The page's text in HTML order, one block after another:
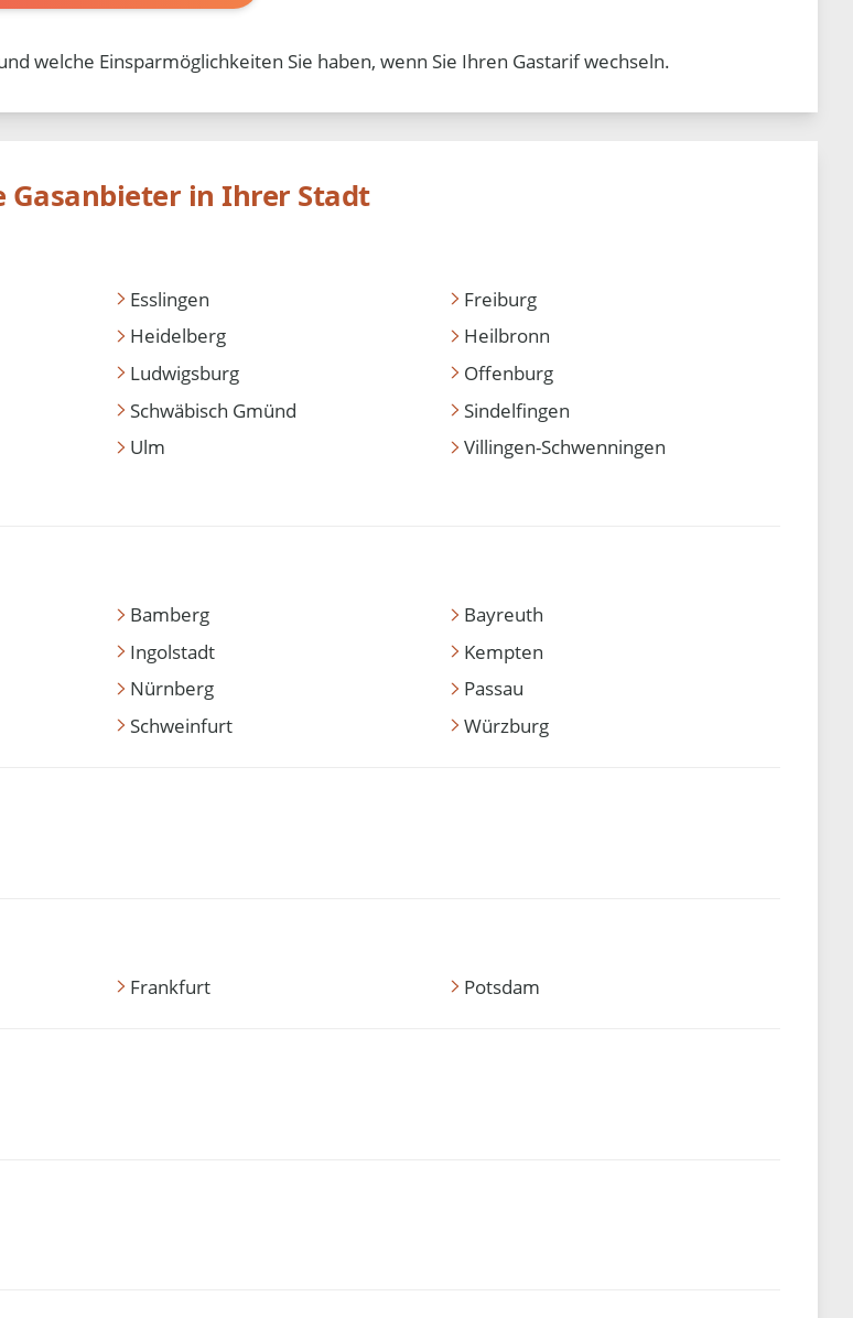
welche Einsparmöglichkeiten Sie haben, wenn Sie Ihren Gastarif wechseln.
Gasanbieter in Ihrer Stadt
Esslingen
Freiburg
Heidelberg
Heilbronn
Ludwigsburg
Offenburg
Schwäbisch Gmünd
Sindelfingen
Ulm
Villingen-Schwenningen
Bamberg
Bayreuth
Ingolstadt
Kempten
Nürnberg
Passau
Schweinfurt Würzburg
Frankfurt Potsdam